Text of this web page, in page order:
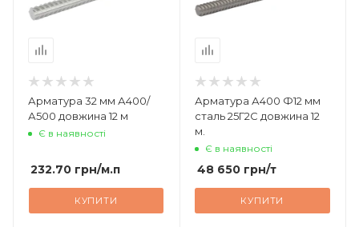
Арматура 32 мм А400/
А500 довжина 12 м
Є в наявності
232.70 грн/м.п
КУПИТИ
Арматура А400 Ф12 мм
сталь 25Г2С довжина 12
м.
Є в наявності
48 650грн/т
КУПИТИ